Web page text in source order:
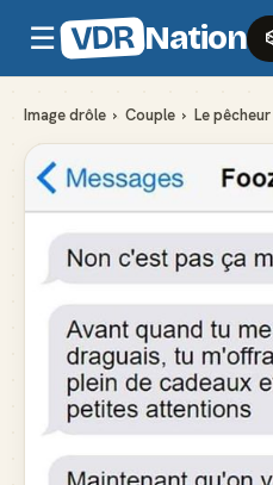
☰ VDR Nation
Image drôle › Couple › Le